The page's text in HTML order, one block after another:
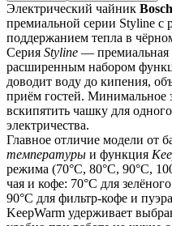
Электрический чайник
премиальной серии Styline с
поддержанием тепла в
Серия Styline — премиальная
расширенным набором
доводит воду до кипения,
приём гостей.
вскипятить чашку для
электричества.
Главное отличие модели от
температуры и функция
режима (70°C, 80°C, 90°C,
чая и кофе: 70°C для
90°C для фильтр-кофе и
KeepWarm удерживает